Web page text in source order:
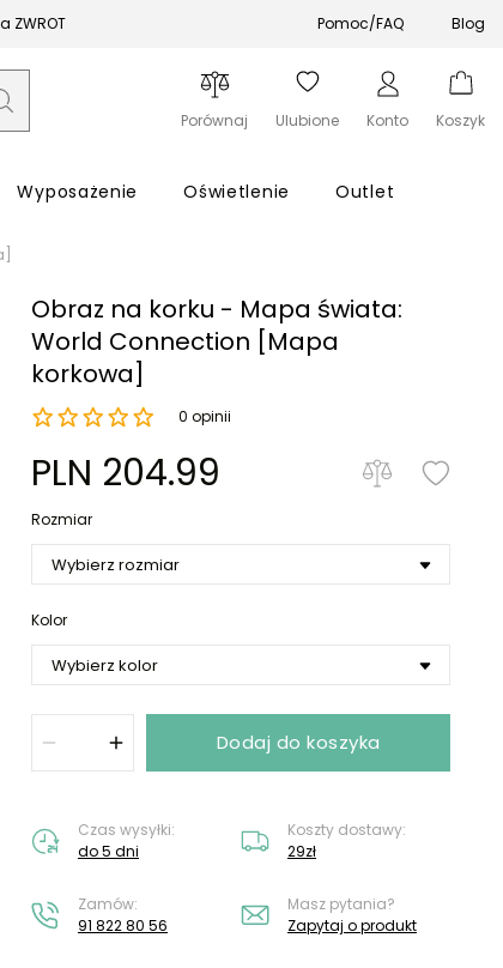
ZWROT Pomoc/FAQ Blog
Porównaj Ulubione Konto
hasła?
Zaloguj się
konta? Załóż konto
Koszyk
Wyposażenie Oświetlenie Outlet
Obraz na korku - Mapa świata:
World Connection [Mapa
korkowa]
0 opinii
PLN 204.99
Rozmiar
Kolor
Dodaj do koszyka
Czas wysyłki:
do 5 dni
Koszty dostawy:
29zł
Zamów:
91 822 80 56
Masz pytania?
Zapytaj o produkt